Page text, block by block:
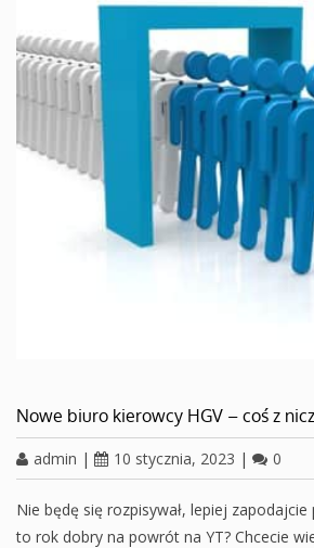
Nowe biuro kierowcy HGV – coś z
admin | 10 stycznia, 2023 | 0
Nie będę się rozpisywał, lepiej
to rok dobry na powrót na YT? Chcecie